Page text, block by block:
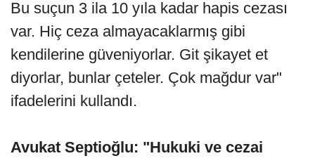
Bu suçun 3 ila 10 yıla kadar hapis cezası
var. Hiç ceza almayacaklarmış gibi
kendilerine güveniyorlar. Git şikayet et
diyorlar, bunlar çeteler. Çok mağdur var"
ifadelerini kullandı.
Avukat Septioğlu: "Hukuki ve cezai